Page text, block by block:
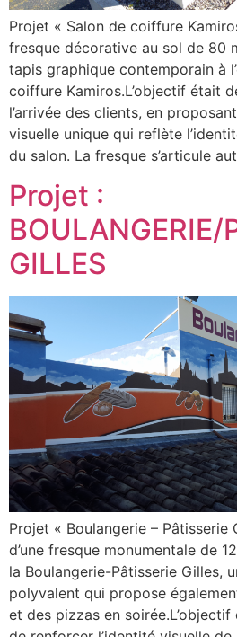
Projet « Salon de coiffure
fresque décorative au sol de 80
tapis graphique contemporain à
coiffure Kamiros.L’objectif était
l’arrivée des clients, en
visuelle unique qui reflète
du salon. La fresque s’articule
Projet :
BOULANGERIE/
GILLES
Projet « Boulangerie – Pâtisserie
d’une fresque monumentale de
la Boulangerie-Pâtisserie Gilles,
polyvalent qui propose
et des pizzas en